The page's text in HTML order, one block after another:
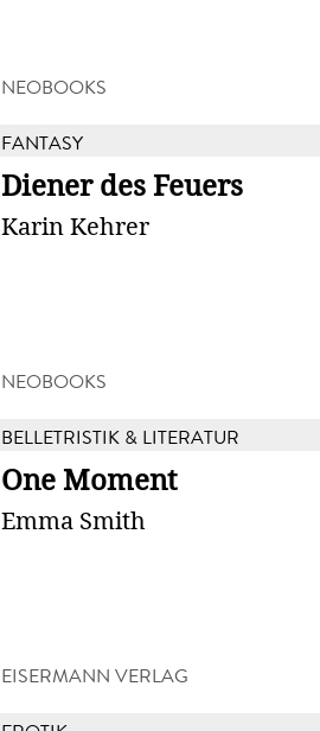
NEOBOOKS
FANTASY
Diener des Feuers
Karin Kehrer
NEOBOOKS
BELLETRISTIK & LITERATUR
One Moment
Emma Smith
EISERMANN VERLAG